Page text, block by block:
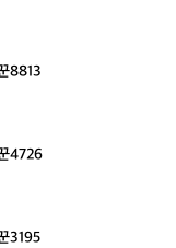
8813
4726
3195